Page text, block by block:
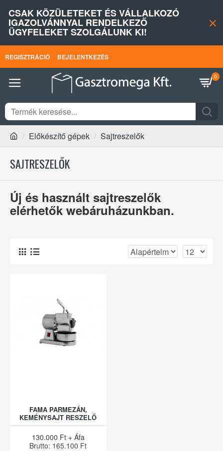
CSAK KÖZÜLETEKET ÉS VÁLLALKOZÓ
IGAZOLVÁNNYAL RENDELKEZŐ
ÜGYFELEKET SZOLGÁLUNK KI!
REGISZTRÁCIÓ BEJELENTKEZÉS
0
Előkészítő gépek Sajtreszelők
SAJTRESZELŐK
Új és használt sajtreszelők
elérhetők webáruházunkban.
FAMA PARMEZÁN,
KEMÉNYSAJT RESZELŐ
130.000 Ft + Áfa
Brutto: 165.100 Ft